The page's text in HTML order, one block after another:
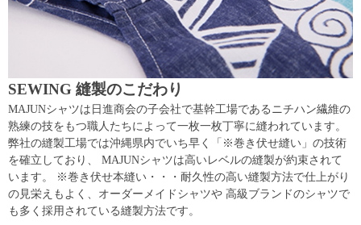
SEWING 縫製のこだわり
MAJUNシャツは日進商会の子会社で基幹工場であるニチハン繊維の
熟練の技をもつ職人たちによって一枚一枚丁寧に縫われています。
弊社の縫製工場では沖縄県内でいち早く「※巻き伏せ縫い」の技術
を確立しており、 MAJUNシャツは高いレベルの縫製が約束されて
います。 ※巻き伏せ本縫い・・・耐久性の高い縫製方法で仕上がり
の見栄えもよく、オーダーメイドシャツや 高級ブランドのシャツで
も多く採用されている縫製方法です。